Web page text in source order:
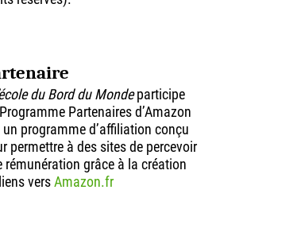
du Bord du Mondeparticipe
Partenaires d’Amazon
un programme d’affiliation conçu
permettre à des sites de percevoir
rémunération grâce à la création
versAmazon.fr